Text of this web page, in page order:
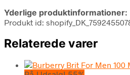
Yderlige produktinformationer:
Produkt id:
Relaterede varer